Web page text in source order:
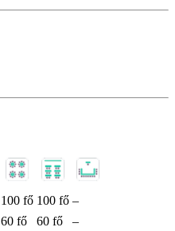
100 fő 100 fő –
60 fő 60 fő –